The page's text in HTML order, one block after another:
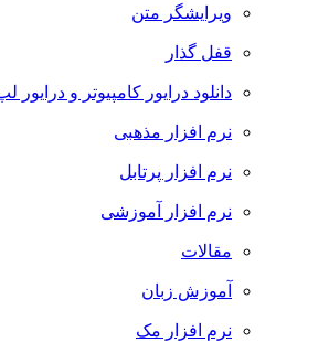
ویرایشگر متن
قفل گذار
دانلود درایور کامپیوتر و درایور
نرم افزار مذهبی
نرم افزار پرتابل
نرم افزار آموزشی
مقالات
آموزش زبان
نرم افزار مک